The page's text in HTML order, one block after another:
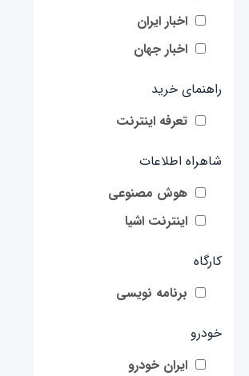
اخبار ایران
اخبار جهان
راهنمای خرید
تعرفه اینترنت
شاهراه اطلاعات
هوش مصنوعی
اینترنت اشیا
کارگاه
برنامه نویسی
خودرو
ایران خودرو